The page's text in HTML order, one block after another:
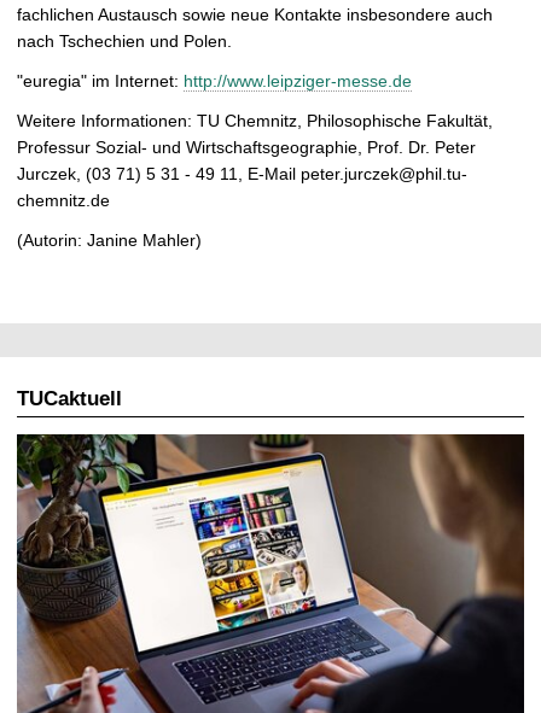
fachlichen Austausch sowie neue Kontakte insbesondere auch
nach Tschechien und Polen.
"euregia" im Internet: http://www.leipziger-messe.de
Weitere Informationen: TU Chemnitz, Philosophische Fakultät,
Professur Sozial- und Wirtschaftsgeographie, Prof. Dr. Peter
Jurczek, (03 71) 5 31 - 49 11, E-Mail peter.jurczek@phil.tu-
chemnitz.de
(Autorin: Janine Mahler)
TUCaktuell